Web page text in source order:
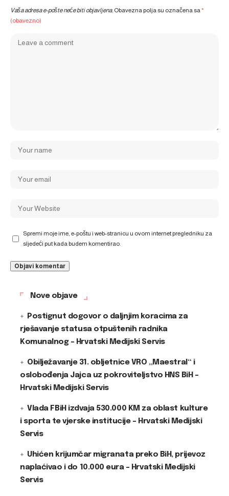
Vaša adresa e-pošte neće biti objavljena. Obavezna polja su označena sa*
(obavezno)
Spremi moje ime, e-poštu i web-stranicu u ovom internet pregledniku za
sljedeći put kada budem komentirao.
Nove objave
Postignut dogovor o daljnjim koracima za
rješavanje statusa otpuštenih radnika
Komunalnog – Hrvatski Medijski Servis
Obilježavanje 31. obljetnice VRO „Maestral“ i
oslobođenja Jajca uz pokroviteljstvo HNS BiH –
Hrvatski Medijski Servis
Vlada FBiH izdvaja 530.000 KM za oblast kulture
i sporta te vjerske institucije – Hrvatski Medijski
Servis
Uhićen krijumčar migranata preko BiH, prijevoz
naplaćivao i do 10.000 eura – Hrvatski Medijski
Servis